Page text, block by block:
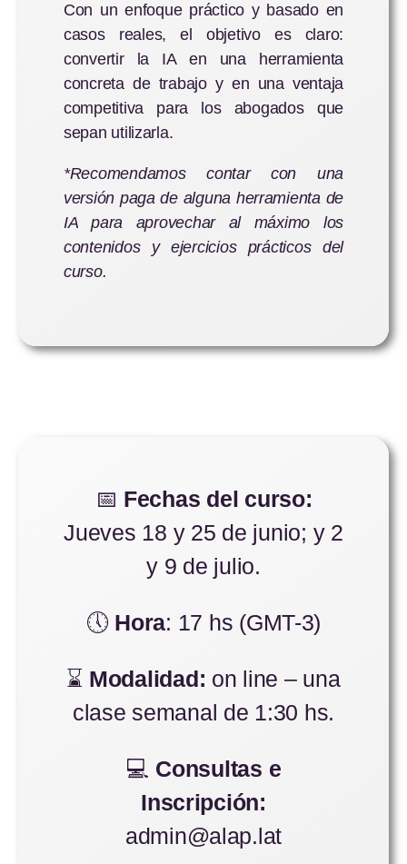
Con un enfoque práctico y basado en
casos reales, el objetivo es claro:
convertir la IA en una herramienta
concreta de trabajo y en una ventaja
competitiva para los abogados que
sepan utilizarla.
*Recomendamos contar con una
versión paga de alguna herramienta de
IA para aprovechar al máximo los
contenidos y ejercicios prácticos del
curso.
📅 Fechas del curso:
Jueves 18 y 25 de junio; y 2
y 9 de julio.
🕔 Hora: 17 hs (GMT-3)
⌛ Modalidad: on line – una
clase semanal de 1:30 hs.
💻 Consultas e
Inscripción:
admin@alap.lat